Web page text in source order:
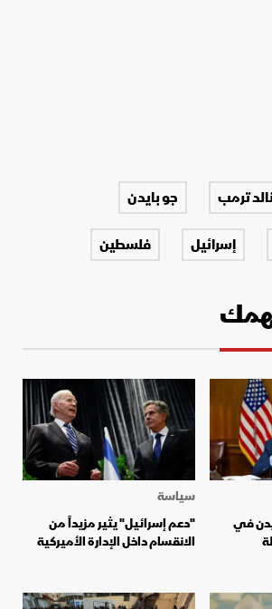
ترمب
جو بايدن
إسرائيل فلسطين
في
سياسة
"دعم إسرائيل" يثير مزيداً من
الانقسام داخل الإدارة الأميركية